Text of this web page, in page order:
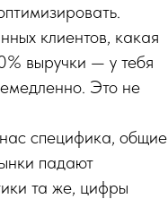
клиентов, какая
выручки — у тебя
Это не
специфика, общие
падают
та же, цифры